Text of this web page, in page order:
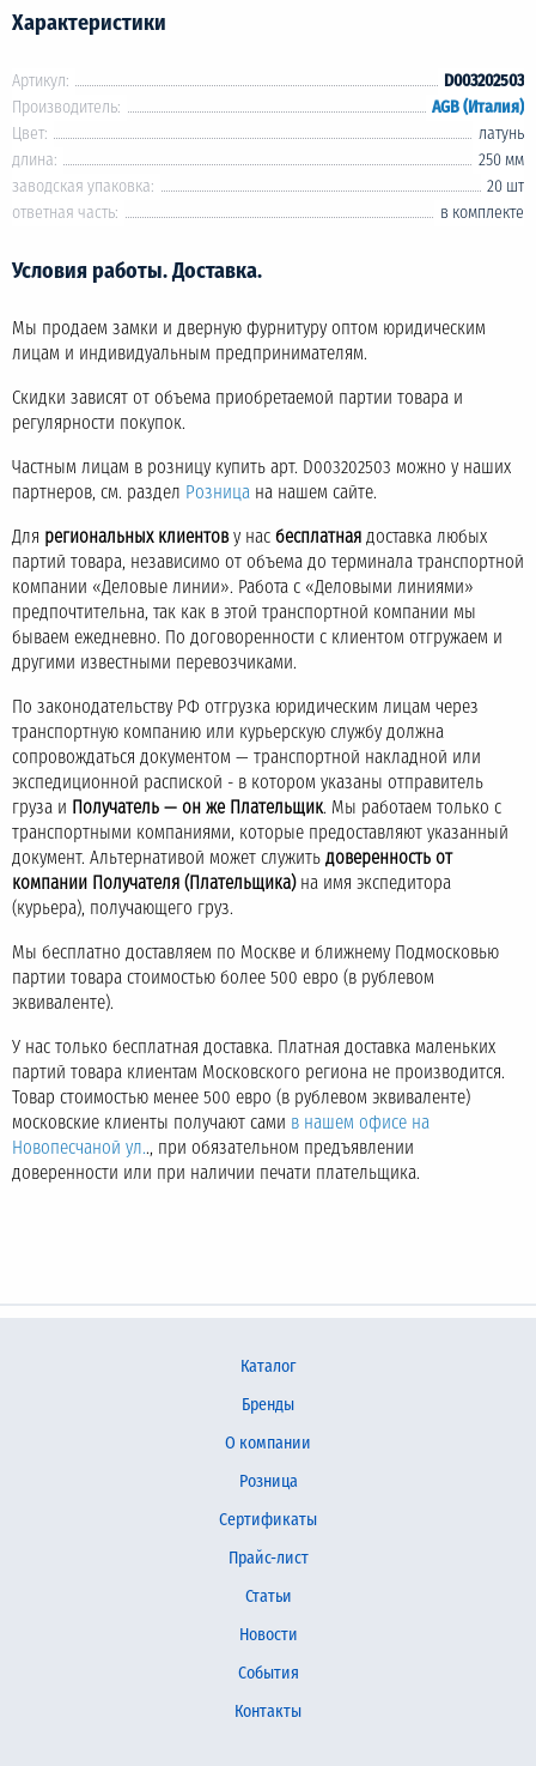
Характеристики
Артикул:
D003202503
Производитель:
AGB (Италия)
Цвет:
латунь
длина:
250 мм
заводская упаковка:
20 шт
ответная часть:
в комплекте
Условия работы. Доставка.
Мы продаем замки и дверную фурнитуру оптом юридическим
лицам и индивидуальным предпринимателям.
Скидки зависят от объема приобретаемой партии товара и
регулярности покупок.
Частным лицам в розницу купить арт. D003202503 можно у наших
партнеров, см. раздел Розница на нашем сайте.
Для региональных клиентову нас бесплатная доставка любых
партий товара, независимо от объема до терминала транспортной
компании «Деловые линии». Работа с «Деловыми линиями»
предпочтительна, так как в этой транспортной компании мы
бываем ежедневно. По договоренности с клиентом отгружаем и
другими известными перевозчиками.
По законодательству РФ отгрузка юридическим лицам через
транспортную компанию или курьерскую службу должна
сопровождаться документом — транспортной накладной или
экспедиционной распиской - в котором указаны отправитель
груза и Получатель — он же Плательщик. Мы работаем только с
транспортными компаниями, которые предоставляют указанный
документ. Альтернативой может служить доверенность от
компании Получателя (Плательщика)на имя экспедитора
(курьера), получающего груз.
Мы бесплатно доставляем по Москве и ближнему Подмосковью
партии товара стоимостью более 500 евро (в рублевом
эквиваленте).
У нас только бесплатная доставка. Платная доставка маленьких
партий товара клиентам Московского региона не производится.
Товар стоимостью менее 500 евро (в рублевом эквиваленте)
московские клиенты получают сами в нашем офисе на
Новопесчаной ул.., при обязательном предъявлении
доверенности или при наличии печати плательщика.
Каталог
Бренды
О компании
Розница
Сертификаты
Прайс-лист
Статьи
Новости
События
Контакты